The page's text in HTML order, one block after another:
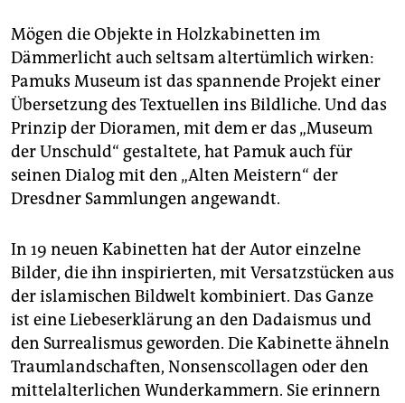
Mögen die Objekte in Holzkabinetten im
Dämmerlicht auch seltsam altertümlich wirken:
Pamuks Museum ist das spannende Projekt einer
Übersetzung des Textuellen ins Bildliche. Und das
Prinzip der Dioramen, mit dem er das „Museum
der Unschuld“ gestaltete, hat Pamuk auch für
seinen Dialog mit den „Alten Meistern“ der
Dresdner Sammlungen angewandt.
In 19 neuen Kabinetten hat der Autor einzelne
Bilder, die ihn inspirierten, mit Versatzstücken aus
der islamischen Bildwelt kombiniert. Das Ganze
ist eine Liebeserklärung an den Dadaismus und
den Surrealismus geworden. Die Kabinette ähneln
Traumlandschaften, Nonsenscollagen oder den
mittelalterlichen Wunderkammern. Sie erinnern